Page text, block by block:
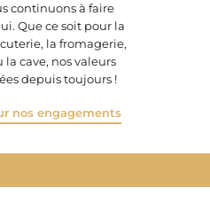
continuons à faire
Que ce soit pour la
la fromagerie,
la cave, nos valeurs
depuis toujours !
nos engagements